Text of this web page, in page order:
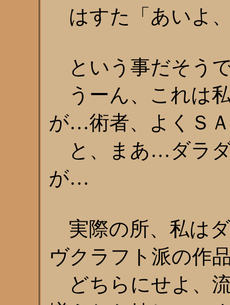
はすた「あいよ
という事だそう
うーん、これは
が…術者、よくＳ
と、まあ…ダラ
が…
実際の所、私は
ヴクラフト派の作
どちらにせよ、